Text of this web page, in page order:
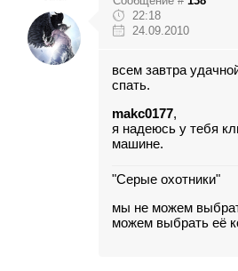
22:18
24.09.2010
всем завтра
спать.
makc0177,
я надеюсь у тебя
машине.
"Серые охотники"
мы не можем
можем выбрать её